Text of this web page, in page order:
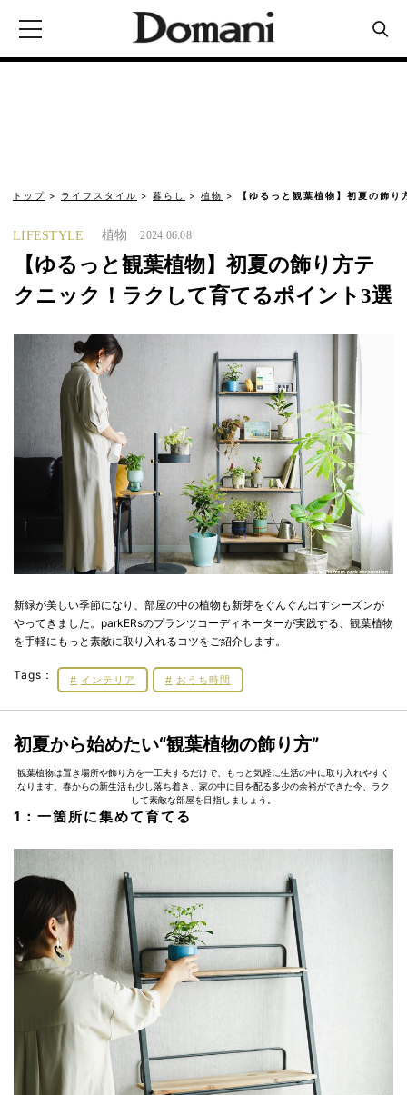
トップ ライフスタイル 暮らし 植物 【ゆるっと観葉植物】初夏の飾
LIFESTYLE 植物 2024.06.08
【ゆるっと観葉植物】初夏の飾り方テ
クニック！ラクして育てるポイント3選
新緑が美しい季節になり、部屋の中の植物も新芽をぐんぐん出すシーズンが
やってきました。parkERsのプランツコーディネーターが実践する、観葉植物
を手軽にもっと素敵に取り入れるコツをご紹介します。
Tags： インテリア おうち時間
初夏から始めたい“観葉植物の飾り方”
観葉植物は置き場所や飾り方を一工夫するだけで、もっと気軽に生活の中に取り入れやすく
なります。春からの新生活も少し落ち着き、家の中に目を配る多少の余裕ができた今、ラク
して素敵な部屋を目指しましょう。
1：一箇所に集めて育てる